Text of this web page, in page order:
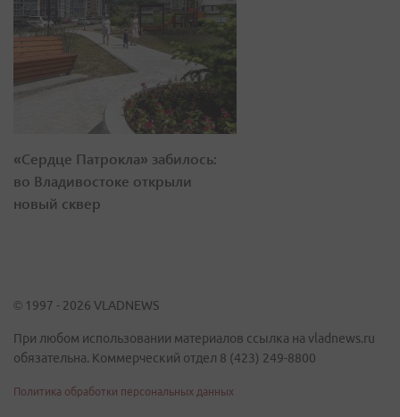
«Сердце Патрокла» забилось:
во Владивостоке открыли
новый сквер
© 1997 - 2026 VLADNEWS
При любом использовании материалов ссылка на vladnews.ru
обязательна. Коммерческий отдел 8 (423) 249-8800
Политика обработки персональных данных